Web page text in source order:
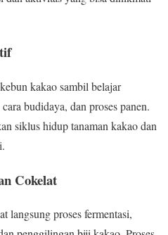
kakao sambil belajar
budidaya, dan proses panen.
siklus hidup tanaman kakao dan
Cokelat
langsung proses fermentasi,